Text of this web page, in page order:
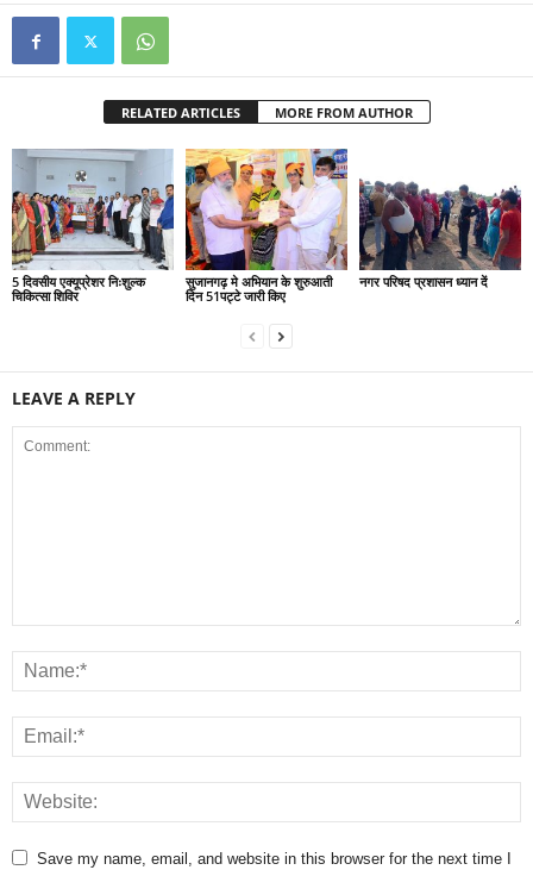
RELATED ARTICLES MORE FROM AUTHOR
5 दिवसीय एक्यूप्रेशर निःशुल्क
चिकित्सा शिविर
सुजानगढ़ मे अभियान के शुरुआती
दिन 51पट्टे जारी किए
नगर परिषद प्रशासन ध्यान दें
LEAVE A REPLY
Save my name, email, and website in this browser for the next time I